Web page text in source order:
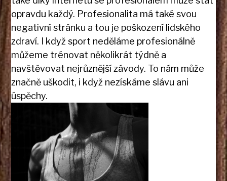
opravdu každý. Profesionalita má také svou
negativní stránku a tou je poškození lidského
zdraví. I když sport neděláme profesionálně
můžeme trénovat několikrát týdně a
navštěvovat nejrůznější závody. To nám může
značně uškodit, i když nezískáme slávu ani
úspěchy.